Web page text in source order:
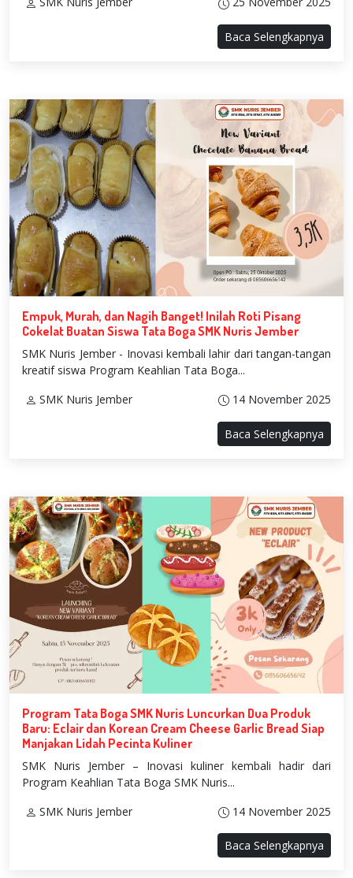
Baca Selengkapnya
Empuk, Murah, dan Nagih Banget! Inilah Roti Pisang
Cokelat Buatan Siswa Tata Boga SMK Nuris Jember
SMK Nuris Jember - Inovasi kembali lahir dari tangan-tangan
kreatif siswa Program Keahlian Tata Boga...
SMK Nuris Jember
14 November 2025
Baca Selengkapnya
Program Tata Boga SMK Nuris Luncurkan Dua Produk
Baru: Eclair dan Korean Cream Cheese Garlic Bread Siap
Manjakan Lidah Pecinta Kuliner
SMK Nuris Jember – Inovasi kuliner kembali hadir dari
Program Keahlian Tata Boga SMK Nuris...
SMK Nuris Jember
14 November 2025
Baca Selengkapnya